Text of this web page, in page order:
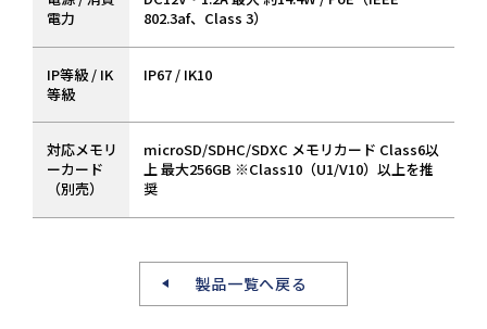
電力
802.3af、Class 3）
IP等級 / IK
等級
IP67 / IK10
対応メモリ
ーカード
（別売）
microSD/SDHC/SDXC メモリカード Class6以
上 最大256GB ※Class10（U1/V10）以上を推
奨
製品一覧へ戻る